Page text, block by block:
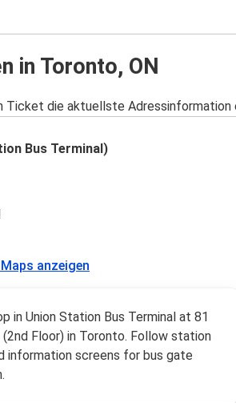
in Toronto, ON
Ticket die aktuellste Adressinformation
Bus Terminal)
anzeigen
in Union Station Bus Terminal at 81
Floor) in Toronto. Follow station
information screens for bus gate